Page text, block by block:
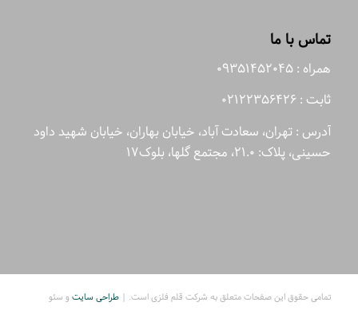
تماس با ما
همراه : 09351452045
ثابت : 02122356426
آدرس : تهران، سعادت آباد، خیابان بهاران، خیابان شهید داود
حسینی، پلاک: 21.0، مجتمع گلها، بلوک17
تمامی حقوق این صفحات متعلق به شرکت قلم فلزی است. | طراحی سایتو سئو